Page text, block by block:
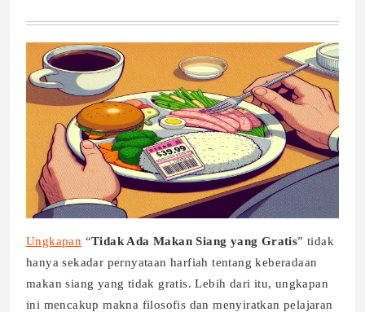
Ungkapan “Tidak Ada Makan Siang yang Gratis” tidak
hanya sekadar pernyataan harfiah tentang keberadaan
makan siang yang tidak gratis. Lebih dari itu, ungkapan
ini mencakup makna filosofis dan menyiratkan pelajaran